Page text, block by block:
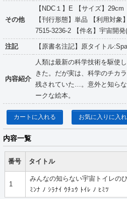
その他
【NDC１】E 【サイズ】
【刊行形態】単品 【利用対
7515-3236-2 【件名】宇宙開発
注記 【原書名注記】原タイトル
内容紹介
人類は最新の科学技術を駆使
きた。だが実は、科学のチカ
残されていた…。意外と知ら
ークな絵本。
カートに入れる お気に入りに入
内容一覧
番号 タイトル
1
みんなの知らない宇宙トイレの
ﾐﾝﾅ ﾉ ｼﾗﾅｲ ｳﾁｭｳ ﾄｲﾚ ﾉ ﾋﾐﾂ